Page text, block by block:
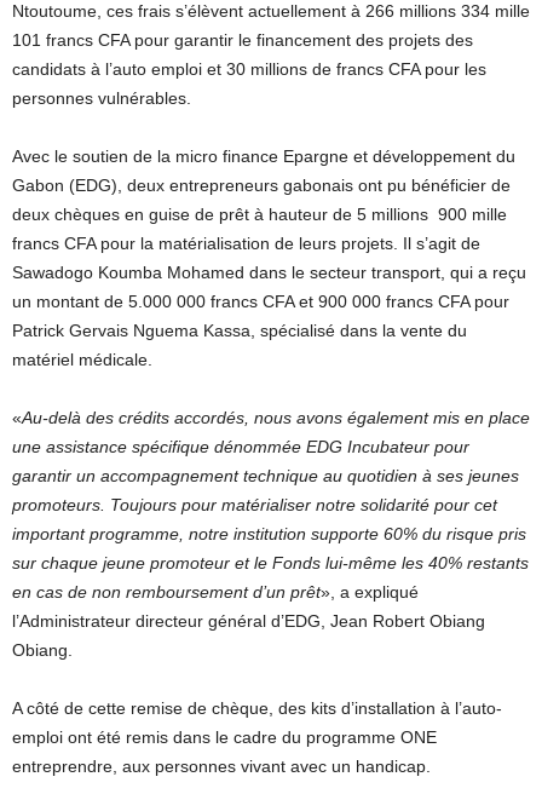
Ntoutoume, ces frais s’élèvent actuellement à 266 millions 334 mille
101 francs CFA pour garantir le financement des projets des
candidats à l’auto emploi et 30 millions de francs CFA pour les
personnes vulnérables.
Avec le soutien de la micro finance Epargne et développement du
Gabon (EDG), deux entrepreneurs gabonais ont pu bénéficier de
deux chèques en guise de prêt à hauteur de 5 millions 900 mille
francs CFA pour la matérialisation de leurs projets. Il s’agit de
Sawadogo Koumba Mohamed dans le secteur transport, qui a reçu
un montant de 5.000 000 francs CFA et 900 000 francs CFA pour
Patrick Gervais Nguema Kassa, spécialisé dans la vente du
matériel médicale.
«Au-delà des crédits accordés, nous avons également mis en place
une assistance spécifique dénommée EDG Incubateur pour
garantir un accompagnement technique au quotidien à ses jeunes
promoteurs. Toujours pour matérialiser notre solidarité pour cet
important programme, notre institution supporte 60% du risque pris
sur chaque jeune promoteur et le Fonds lui-même les 40% restants
en cas de non remboursement d’un prêt», a expliqué
l’Administrateur directeur général d’EDG, Jean Robert Obiang
Obiang.
A côté de cette remise de chèque, des kits d’installation à l’auto-
emploi ont été remis dans le cadre du programme ONE
entreprendre, aux personnes vivant avec un handicap.